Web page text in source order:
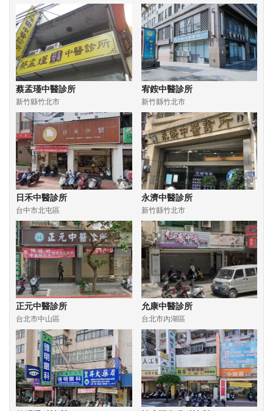
蔡孟瑾中醫診所
新竹縣竹北市
宥銨中醫診所
新竹縣竹北市
日禾中醫診所
台中市北屯區
永濟中醫診所
新竹縣竹北市
正元中醫診所
台北市中山區
允康中醫診所
台北市內湖區